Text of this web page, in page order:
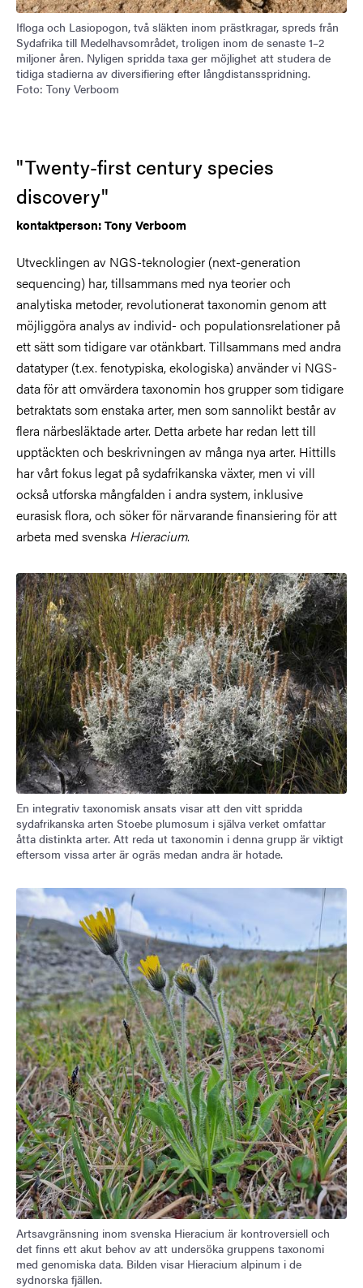
Ifloga och Lasiopogon, två släkten inom prästkragar, spreds från
Sydafrika till Medelhavsområdet, troligen inom de senaste 1–2
miljoner åren. Nyligen spridda taxa ger möjlighet att studera de
tidiga stadierna av diversifiering efter långdistansspridning.
Foto: Tony Verboom
"Twenty-first century species
discovery"
kontaktperson: Tony Verboom
Utvecklingen av NGS-teknologier (next-generation
sequencing) har, tillsammans med nya teorier och
analytiska metoder, revolutionerat taxonomin genom att
möjliggöra analys av individ- och populationsrelationer på
ett sätt som tidigare var otänkbart. Tillsammans med andra
datatyper (t.ex. fenotypiska, ekologiska) använder vi NGS-
data för att omvärdera taxonomin hos grupper som tidigare
betraktats som enstaka arter, men som sannolikt består av
flera närbesläktade arter. Detta arbete har redan lett till
upptäckten och beskrivningen av många nya arter. Hittills
har vårt fokus legat på sydafrikanska växter, men vi vill
också utforska mångfalden i andra system, inklusive
eurasisk flora, och söker för närvarande finansiering för att
arbeta med svenska Hieracium.
En integrativ taxonomisk ansats visar att den vitt spridda
sydafrikanska arten Stoebe plumosum i själva verket omfattar
åtta distinkta arter. Att reda ut taxonomin i denna grupp är viktigt
eftersom vissa arter är ogräs medan andra är hotade.
Artsavgränsning inom svenska Hieracium är kontroversiell och
det finns ett akut behov av att undersöka gruppens taxonomi
med genomiska data. Bilden visar Hieracium alpinum i de
sydnorska fjällen.